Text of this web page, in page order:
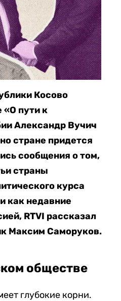
Косово
пути к
Александр Вучич
стране придется
сообщения о том,
страны
курса
как недавние
RTVI рассказал
Максим Саморуков.
обществе
глубокие корни.